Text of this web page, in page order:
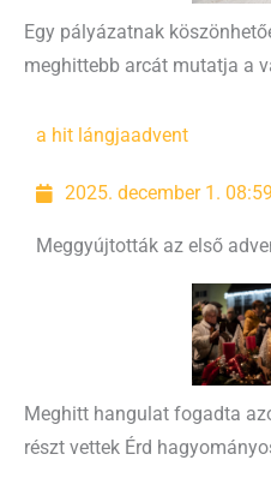
Egy pályázatnak
meghittebb arcát mutatja a
a hit lángjaadvent
2025. december 1. 08:59
Meggyújtották az első
Meghitt hangulat fogadta
részt vettek Érd